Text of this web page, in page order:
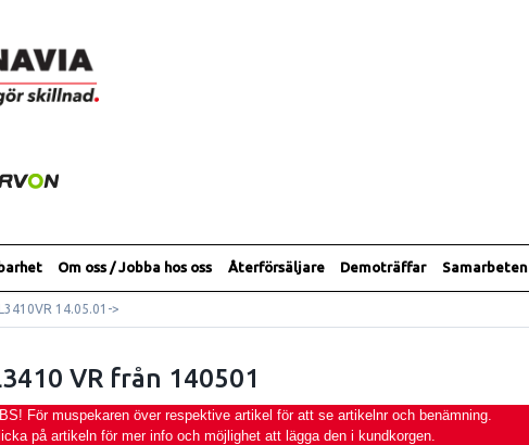
Om oss / Jobba hos oss Återförsäljare Demoträffar Samarbeten
14.05.01->
VR från 140501
För muspekaren över respektive artikel för att se artikelnr och benämning.
på artikeln för mer info och möjlighet att lägga den i kundkorgen.